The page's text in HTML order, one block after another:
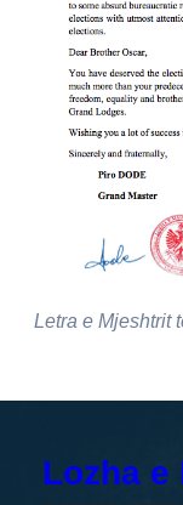
Letra e Mjeshtrit
Lozha e